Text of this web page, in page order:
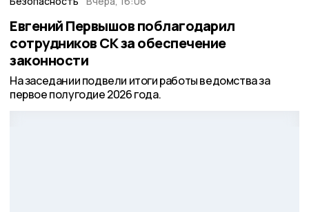
Евгений Первышов поблагодарил
сотрудников СК за обеспечение
законности
На заседании подвели итоги работы ведомства за
первое полугодие 2026 года.